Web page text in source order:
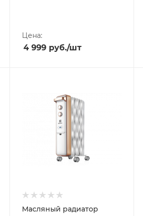
Цена:
4 999 руб./шт
Масляный радиатор